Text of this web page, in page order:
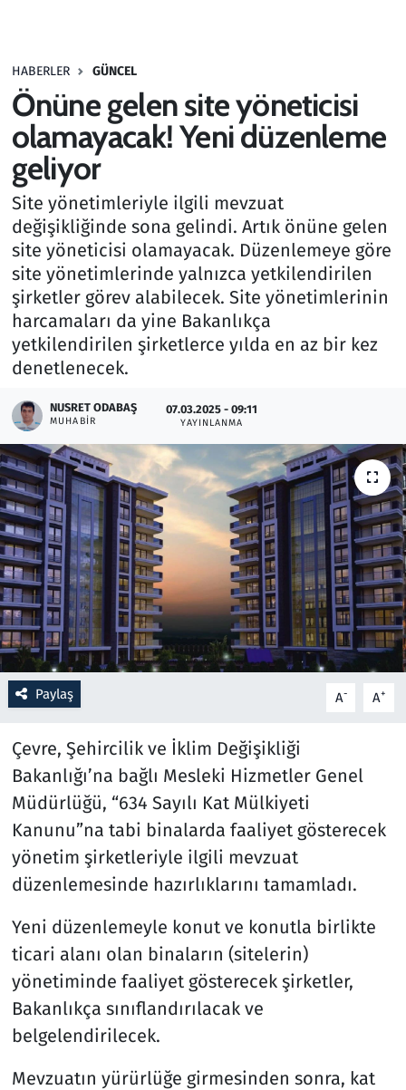
HABERLER GÜNCEL
Önüne gelen site yöneticisi
olamayacak! Yeni düzenleme
geliyor
Site yönetimleriyle ilgili mevzuat
değişikliğinde sona gelindi. Artık önüne gelen
site yöneticisi olamayacak. Düzenlemeye göre
site yönetimlerinde yalnızca yetkilendirilen
şirketler görev alabilecek. Site yönetimlerinin
harcamaları da yine Bakanlıkça
yetkilendirilen şirketlerce yılda en az bir kez
denetlenecek.
NUSRET ODABAŞ
MUHABIR
07.03.2025 - 09:11
YAYINLANMA
Paylaş A- A+
Çevre, Şehircilik ve İklim Değişikliği
Bakanlığı’na bağlı Mesleki Hizmetler Genel
Müdürlüğü, “634 Sayılı Kat Mülkiyeti
Kanunu”na tabi binalarda faaliyet gösterecek
yönetim şirketleriyle ilgili mevzuat
düzenlemesinde hazırlıklarını tamamladı.
Yeni düzenlemeyle konut ve konutla birlikte
ticari alanı olan binaların (sitelerin)
yönetiminde faaliyet gösterecek şirketler,
Bakanlıkça sınıflandırılacak ve
belgelendirilecek.
Mevzuatın yürürlüğe girmesinden sonra, kat
Haber
Kültür Sanat
Kurumsal Haberler
Lezzet Durağı
Memur ve Kamu
Otomobil
Oyun
Ramazan
Resmi İlanlar
Rüya Tabirleri
Sağlık
Savunma Sanayi
Seçim 2023
Spor
Televizyon